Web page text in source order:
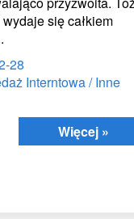
się całkiem
28
Interntowa / Inne
Więcej »